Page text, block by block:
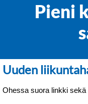
Pieni
Uuden
Ohessa suora linkki sekä